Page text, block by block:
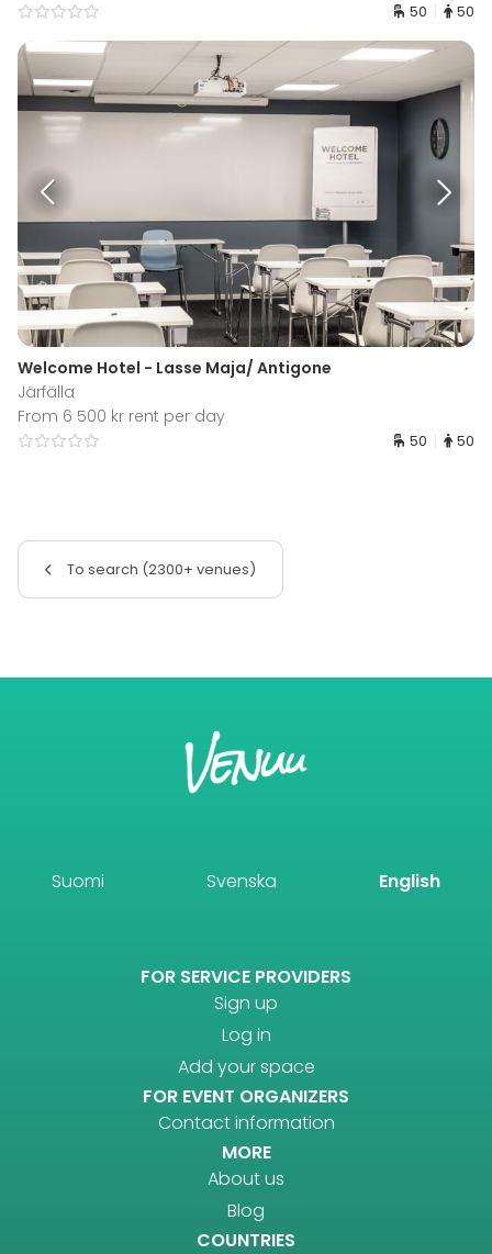
50 50
Welcome Hotel - Lasse Maja/ Antigone
Järfälla
From 6 500 kr rent per day
50 50
To search (2300+ venues)
Suomi Svenska English
FOR SERVICE PROVIDERS
Sign up
Log in
Add your space
FOR EVENT ORGANIZERS
Contact information
MORE
About us
Blog
COUNTRIES